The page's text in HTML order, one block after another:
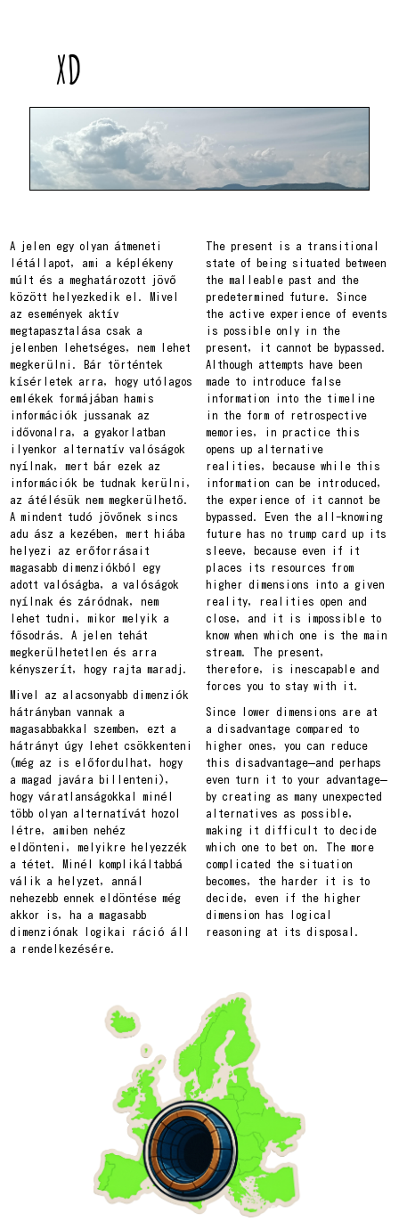
XD
A jelen egy olyan átmeneti
létállapot, ami a képlékeny
múlt és a meghatározott jövő
között helyezkedik el. Mivel
az események aktív
megtapasztalása csak a
jelenben lehetséges, nem lehet
megkerülni. Bár történtek
kísérletek arra, hogy utólagos
emlékek formájában hamis
információk jussanak az
idővonalra, a gyakorlatban
ilyenkor alternatív valóságok
nyílnak, mert bár ezek az
információk be tudnak kerülni,
az átélésük nem megkerülhető.
A mindent tudó jövőnek sincs
adu ász a kezében, mert hiába
helyezi az erőforrásait
magasabb dimenziókból egy
adott valóságba, a valóságok
nyílnak és záródnak, nem
lehet tudni, mikor melyik a
fősodrás. A jelen tehát
megkerülhetetlen és arra
kényszerít, hogy rajta maradj.
Mivel az alacsonyabb dimenziók
hátrányban vannak a
magasabbakkal szemben, ezt a
hátrányt úgy lehet csökkenteni
(még az is előfordulhat, hogy
a magad javára billenteni),
hogy váratlanságokkal minél
több olyan alternatívát hozol
létre, amiben nehéz
eldönteni, melyikre helyezzék
a tétet. Minél komplikáltabbá
válik a helyzet, annál
nehezebb ennek eldöntése még
akkor is, ha a magasabb
dimenziónak logikai ráció áll
a rendelkezésére.
The present is a transitional
state of being situated between
the malleable past and the
predetermined future. Since
the active experience of events
is possible only in the
present, it cannot be bypassed.
Although attempts have been
made to introduce false
information into the timeline
in the form of retrospective
memories, in practice this
opens up alternative
realities, because while this
information can be introduced,
the experience of it cannot be
bypassed. Even the all-knowing
future has no trump card up its
sleeve, because even if it
places its resources from
higher dimensions into a given
reality, realities open and
close, and it is impossible to
know when which one is the main
stream. The present,
therefore, is inescapable and
forces you to stay with it.
Since lower dimensions are at
a disadvantage compared to
higher ones, you can reduce
this disadvantage—and perhaps
even turn it to your advantage—
by creating as many unexpected
alternatives as possible,
making it difficult to decide
which one to bet on. The more
complicated the situation
becomes, the harder it is to
decide, even if the higher
dimension has logical
reasoning at its disposal.